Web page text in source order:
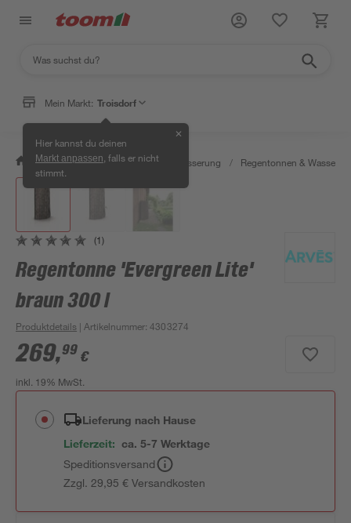
Mein Markt: Troisdorf
Hier kannst du deinen
Markt anpassen , falls er nicht
stimmt.
✕
/ Garten & Freizeit / Gartenbewässerung / Regentonnen &
(1)
Regentonne 'Evergreen Lite'
braun 300 l
Produktdetails | Artikelnummer:4303274
269,99 €
inkl. 19% MwSt.
Lieferung nach Hause
Lieferzeit: ca. 5-7 Werktage
Speditionsversand
Zzgl. 29,95 € Versandkosten